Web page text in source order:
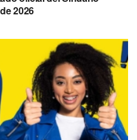
2026